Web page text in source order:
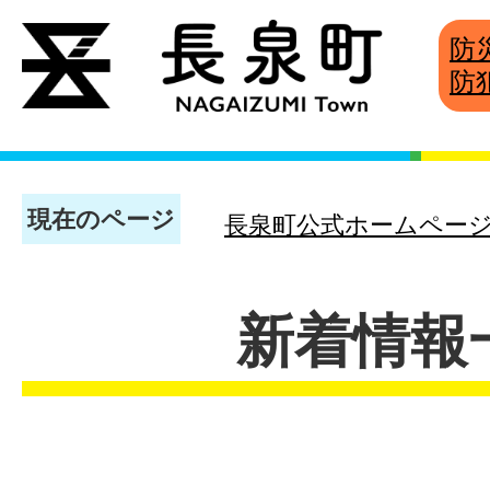
防
防
現在のページ 長泉町公式ホームペー
新着情報